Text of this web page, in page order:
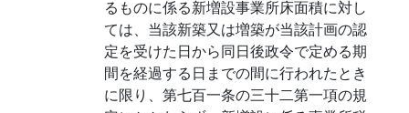
るものに係る新増設事業所床面積に対し
ては、当該新築又は増築が当該計画の認
定を受けた日から同日後政令で定める期
間を経過する日までの間に行われたとき
に限り、第七百一条の三十二第一項の規